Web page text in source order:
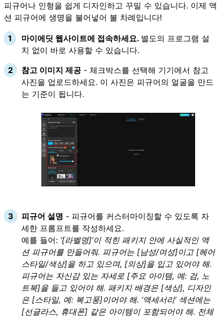
피규어나 인형을 쉽게 디자인하고 꾸밀 수 있습니다. 이제 액
션 피규어에 생명을 불어넣어 볼 차례입니다!
마이에딧 웹사이트에 접속하세요. 별도의 프로그램 설
치 없이 바로 사용할 수 있습니다.
참고 이미지 제공 - 체크박스를 선택해 기기에서 참고
사진을 업로드하세요. 이 사진은 피규어의 얼굴을 만드
는 기준이 됩니다.
피규어 설명 - 피규어를 커스터마이징할 수 있도록 자
세한 프롬프트를 작성하세요.
예를 들어: ‘[라벨명]’이 적힌 패키지 안에 사실적인 액
션 피규어를 만들어줘. 피규어는 [남성/여성]이고 [헤어
스타일/색상]을 하고 있으며, [의상]을 입고 있어야 해.
피규어는 자신감 있는 자세로 [주요 아이템, 예: 검, 노
트북]을 들고 있어야 해. 패키지 배경은 [색상], 디자인
은 [스타일, 예: 복고풍]이어야 해. ‘액세서리’ 섹션에는
[선글라스, 휴대폰] 같은 아이템이 포함되어야 해. 전체